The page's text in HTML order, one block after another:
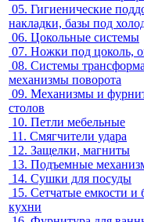
05. Гигиенические
накладки, базы под
06. Цокольные системы
07. Ножки под цоколь,
08. Системы
механизмы поворота
09. Механизмы и
столов
10. Петли мебельные
11. Смягчители удара
12. Защелки, магниты
13. Подъемные
14. Сушки для посуды
15. Сетчатые емкости
кухни